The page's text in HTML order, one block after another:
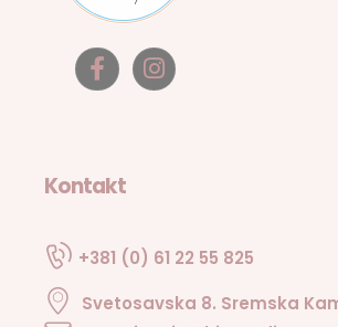
Kontakt
+381 (0) 61 22 55 825
Svetosavska 8. Sremska